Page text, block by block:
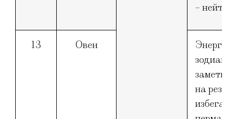
–
13 Овен
на